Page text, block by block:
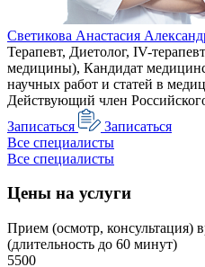
Светикова Анастасия
Терапевт, Диетолог, IV-
медицины), Кандидат
научных работ и статей в
Действующий член
Записаться
Записаться
Все специалисты
Все специалисты
Цены на услуги
Прием (осмотр, консультация)
(длительность до 60 минут)
5500